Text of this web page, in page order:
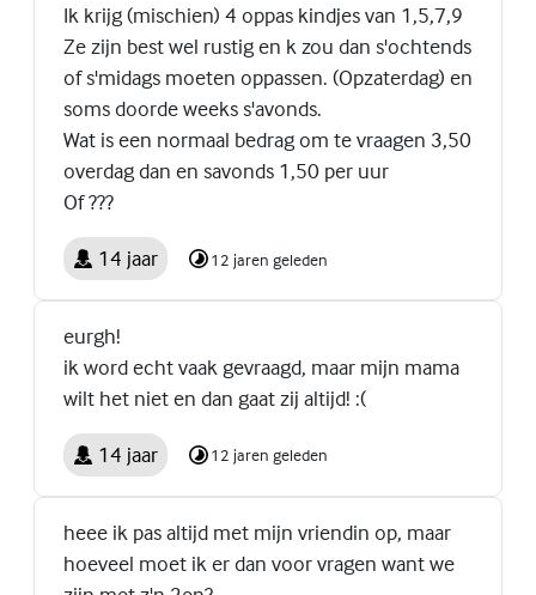
Ik krijg (mischien) 4 oppas kindjes van 1,5,7,9
Ze zijn best wel rustig en k zou dan s'ochtends
of s'midags moeten oppassen. (Opzaterdag) en
soms doorde weeks s'avonds.
Wat is een normaal bedrag om te vraagen 3,50
overdag dan en savonds 1,50 per uur
Of ???
14 jaar 12 jaren geleden
eurgh!
ik word echt vaak gevraagd, maar mijn mama
wilt het niet en dan gaat zij altijd! :(
14 jaar 12 jaren geleden
heee ik pas altijd met mijn vriendin op, maar
hoeveel moet ik er dan voor vragen want we